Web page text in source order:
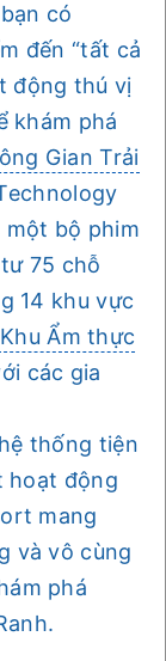
có
đến “tất cả
động thú vị
khám phá
Gian Trải
bộ phim
75 chỗ
14 khu vực
Khu Ẩm thực
các gia
thống tiện
hoạt động
mang
và vô cùng
phá